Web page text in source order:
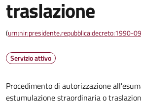
traslazione
(urn:nir:presidente.repubblica:decreto:1990-
Servizio attivo
Procedimento di autorizzazione
estumulazione straordinaria o